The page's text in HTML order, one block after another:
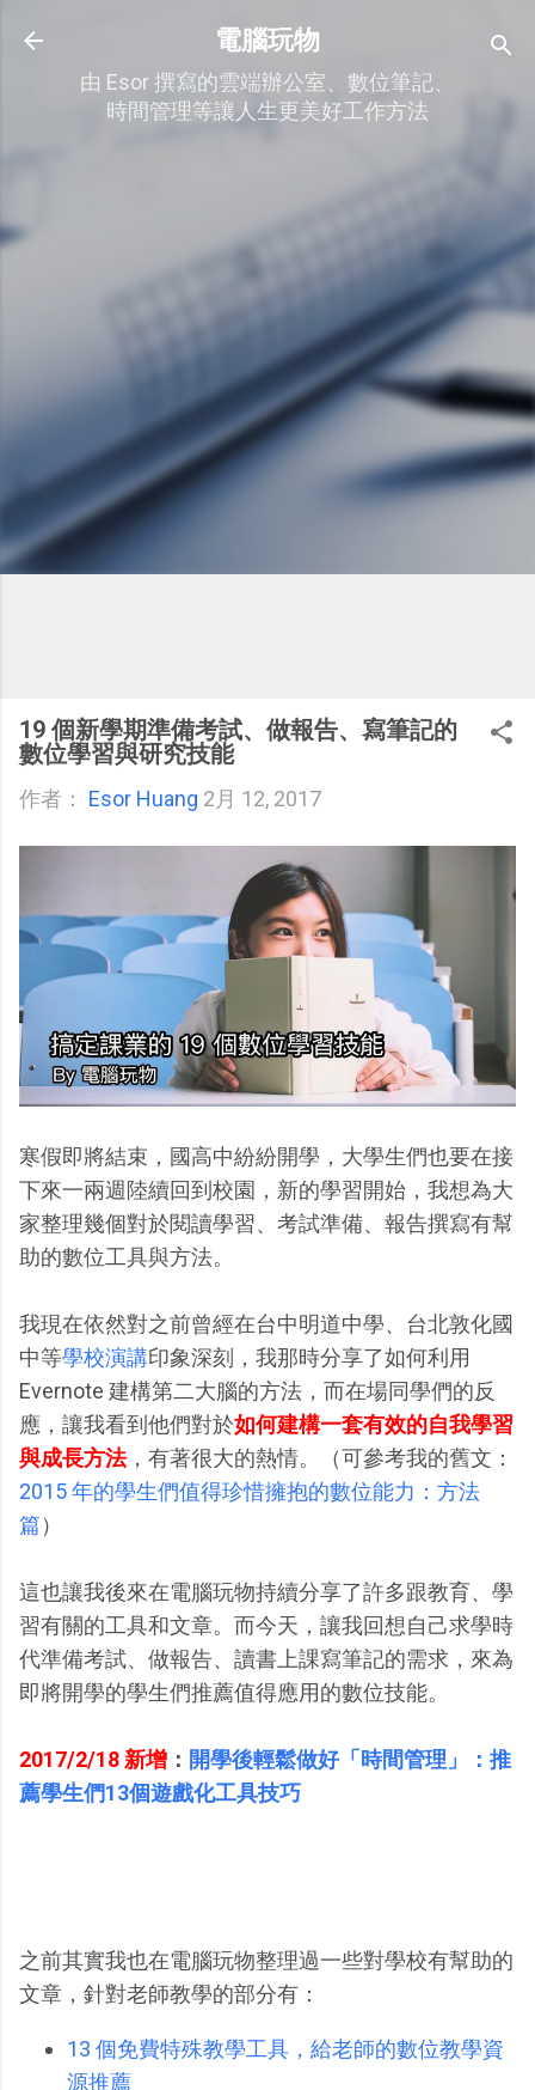
跳到主要內容
電腦玩物
由 Esor 撰寫的雲端辦公室、數位筆記、
時間管理等讓人生更美好工作方法
19 個新學期準備考試、做報告、寫筆記的
數位學習與研究技能
作者： Esor Huang 2月 12, 2017
寒假即將結束，國高中紛紛開學，大學生們也要在接
下來一兩週陸續回到校園，新的學習開始，我想為大
家整理幾個對於閱讀學習、考試準備、報告撰寫有幫
助的數位工具與方法。
我現在依然對之前曾經在台中明道中學、台北敦化國
中等學校演講印象深刻，我那時分享了如何利用
Evernote 建構第二大腦的方法，而在場同學們的反
應，讓我看到他們對於如何建構一套有效的自我學習
與成長方法，有著很大的熱情。（可參考我的舊文：
2015 年的學生們值得珍惜擁抱的數位能力：方法
篇）
這也讓我後來在電腦玩物持續分享了許多跟教育、學
習有關的工具和文章。而今天，讓我回想自己求學時
代準備考試、做報告、讀書上課寫筆記的需求，來為
即將開學的學生們推薦值得應用的數位技能。
2017/2/18 新增 ： 開學後輕鬆做好「時間管理」：推
薦學生們13個遊戲化工具技巧
之前其實我也在電腦玩物整理過一些對學校有幫助的
文章，針對老師教學的部分有：
13 個免費特殊教學工具，給老師的數位教學資
源推薦